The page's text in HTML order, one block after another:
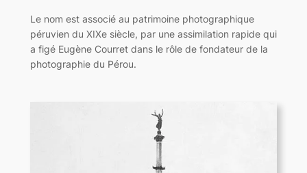
Le nom est associé au patrimoine photographique
péruvien du XIXe siècle, par une assimilation rapide qui
a figé Eugène Courret dans le rôle de fondateur de la
photographie du Pérou.